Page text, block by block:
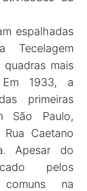
espalhadas
quadras mais
1933, a
primeiras
São Paulo,
Caetano
Apesar do
pelos
comuns na